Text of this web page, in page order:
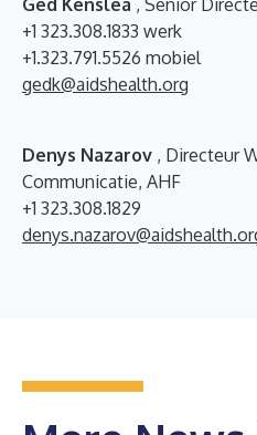
Ged Kenslea , Senior
+1 323.308.1833 werk
+1.323.791.5526 mobiel
gedk@aidshealth.org
Denys Nazarov , Directeur
Communicatie, AHF
+1 323.308.1829